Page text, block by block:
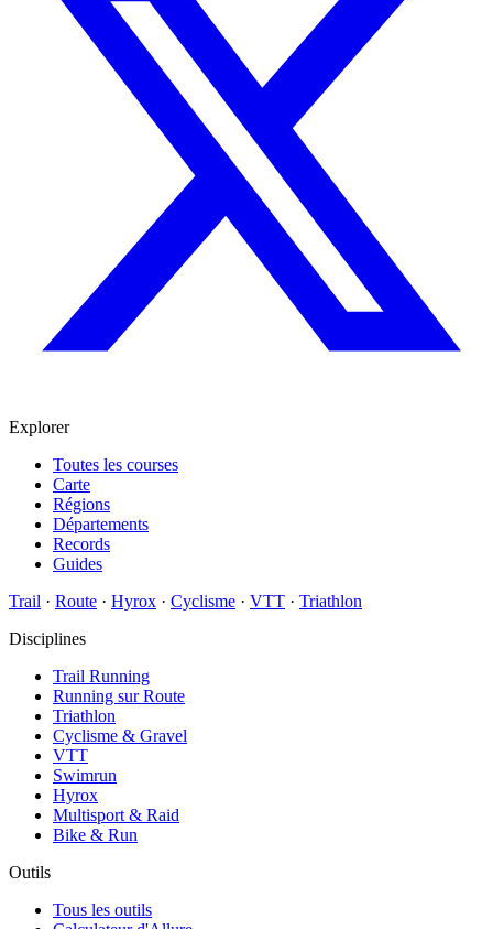
Explorer
Toutes les courses
Carte
Régions
Départements
Records
Guides
Trail · Route · Hyrox · Cyclisme · VTT · Triathlon
Disciplines
Trail Running
Running sur Route
Triathlon
Cyclisme & Gravel
VTT
Swimrun
Hyrox
Multisport & Raid
Bike & Run
Outils
Tous les outils